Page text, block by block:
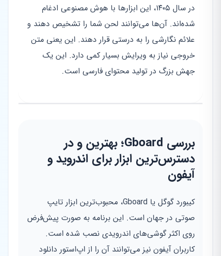
در سال ۱۴۰۵، این ابزارها با هوش مصنوعی ادغام
شده‌اند. آن‌ها می‌توانند لحن شما را تشخیص دهند و
علائم نگارشی را به درستی قرار دهند. این یعنی متن
خروجی نیاز به ویرایش بسیار کمی دارد. این یک
جهش بزرگ در تولید محتوای فارسی است.
بررسی Gboard؛ بهترین و در
دسترس‌ترین ابزار برای اندروید و
آیفون
کیبورد گوگل یا Gboard، محبوب‌ترین ابزار تایپ
صوتی در جهان است. این برنامه به صورت پیش‌فرض
روی اکثر گوشی‌های اندرویدی نصب شده است.
کاربران آیفون نیز می‌توانند آن را از اپ‌استور دانلود